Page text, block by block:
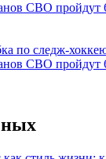
по следж-
СВО пройдут